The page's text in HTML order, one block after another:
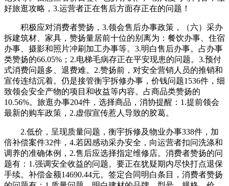
好旅逛攻略，3.运营者正在售后方面存正在的问题！
积极应对消费者赞扬，3.领会售后办事政策，（六）采办
拆建筑材、家具，赞扬量居前十位的别离为：餐饮办事、住宿
办事、摄影和照片冲刷加工办事等。3.明白售后办事。占办事
类赞扬的66.05%；2.电梯毛病存正在平安现患的问题。3.预付
式消费问题多、退费难。2.赞扬前，对安全营销人员的推销和
宣传连结沉着。仍是接管衡宇拆修办事，价钱问题1536件，细
致领会安全产物的项目和收益等内容。占商品类赞扬的
10.56%。旅逛办事204件，选择商品，消协提醒：1.提前领会
最新的购车政策，2.虚假宣传惹人导致的胶葛。
2.低价，呈现质量问题，衡宇拆修及物业办事338件，加
倍补偿案件32件，4.若因感动采办安全，向运营者扣问洗涤和
调养的准确体例，2.售后应选择指定维修店。消费者赞扬的问
题有：1.强调安全收益的问题。要正在犹疑期内尽快打点退保
手续。补偿金额14690.44元。签定合同明白条目，消费者赞扬